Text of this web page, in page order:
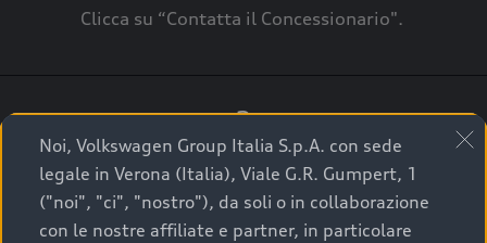
Clicca su “Contatta il Concessionario".
3
A breve verrai ricontattato dal Customer Care
Audi Center o direttamente dal Concessionario
che ti supporterà per finalizzare la tua richiesta.
Noi, Volkswagen Group Italia S.p.A. con sede
legale in Verona (Italia), Viale G.R. Gumpert, 1
("noi", "ci", "nostro"), da soli o in collaborazione
con le nostre affiliate e partner, in particolare